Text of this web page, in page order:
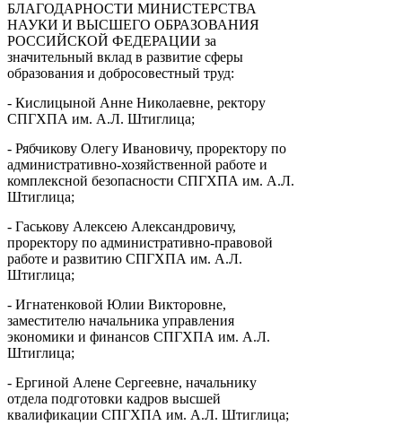
БЛАГОДАРНОСТИ МИНИСТЕРСТВА
НАУКИ И ВЫСШЕГО ОБРАЗОВАНИЯ
РОССИЙСКОЙ ФЕДЕРАЦИИ за
значительный вклад в развитие сферы
образования и добросовестный труд:
- Кислицыной Анне Николаевне, ректору
СПГХПА им. А.Л. Штиглица;
- Рябчикову Олегу Ивановичу, проректору по
административно-хозяйственной работе и
комплексной безопасности СПГХПА им. А.Л.
Штиглица;
- Гаськову Алексею Александровичу,
проректору по административно-правовой
работе и развитию СПГХПА им. А.Л.
Штиглица;
- Игнатенковой Юлии Викторовне,
заместителю начальника управления
экономики и финансов СПГХПА им. А.Л.
Штиглица;
- Ергиной Алене Сергеевне, начальнику
отдела подготовки кадров высшей
квалификации СПГХПА им. А.Л. Штиглица;